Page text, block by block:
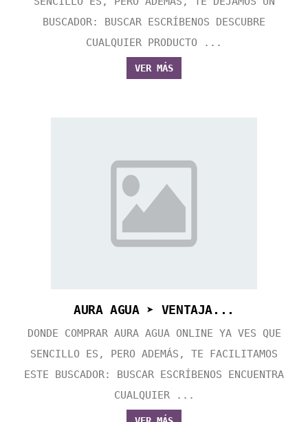
BUSCADOR: BUSCAR ESCRÍBENOS DESCUBRE
CUALQUIER PRODUCTO ...
VER MÁS
AURA AGUA ➤ VENTAJA...
DONDE COMPRAR AURA AGUA ONLINE YA VES QUE
SENCILLO ES, PERO ADEMÁS, TE FACILITAMOS
ESTE BUSCADOR: BUSCAR ESCRÍBENOS ENCUENTRA
CUALQUIER ...